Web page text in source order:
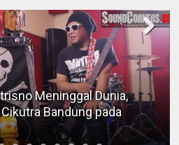
Meninggal Dunia,
Bandung pada